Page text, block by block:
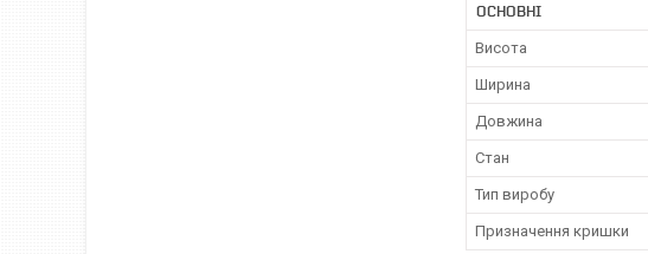
ОСНОВНІ
Висота
Ширина
Довжина
Стан
Тип виробу
Призначення кришки